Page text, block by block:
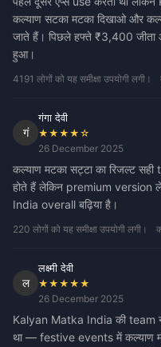
कल्याण सटका मटका दिखाओ और
जाते हैं। पिछले हफ्ते ₹3,400 जीता
हुआ।
4191 लोगों को यह समीक्षा उपयोगी लगी।
गं
गंगा देवी
★★★★☆
26 December 2025
कल्याण मटका सट्टा का रिजल्ट
होते हैं लेकिन premium version
India overall बढ़िया है।
220 लोगों को यह समीक्षा उपयोगी लगी।
ल
लक्ष्मी देवी
★★★★★
26 December 2025
Kalyan Matka India की team
था — festive events में कल्याण